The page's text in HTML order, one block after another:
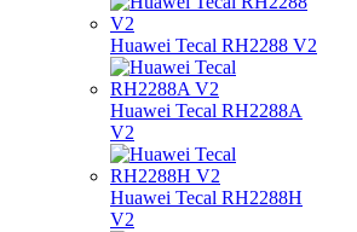
Huawei Tecal RH2288 V2
Huawei Tecal RH2288A
V2
Huawei Tecal RH2288H
V2